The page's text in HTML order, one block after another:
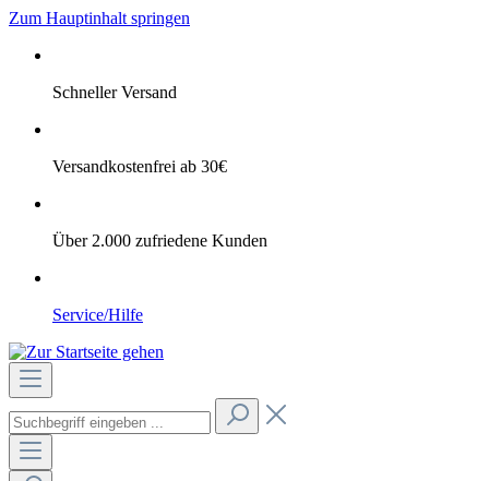
Zum Hauptinhalt springen
Schneller Versand
Versandkostenfrei ab 30€
Über 2.000 zufriedene Kunden
Service/Hilfe